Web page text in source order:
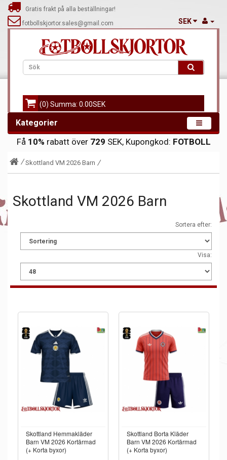
Gratis frakt på alla beställningar!
fotbollskjortor.sales@gmail.com
SEK
(0) Summa: 0.00SEK
Kategorier
Få 10% rabatt över 729 SEK, Kupongkod: FOTBOLL
Skottland VM 2026 Barn
Skottland VM 2026 Barn
Sortera efter:
Visa:
Skottland Hemmakläder
Barn VM 2026 Kortärmad
(+ Korta byxor)
Skottland Borta Kläder
Barn VM 2026 Kortärmad
(+ Korta byxor)